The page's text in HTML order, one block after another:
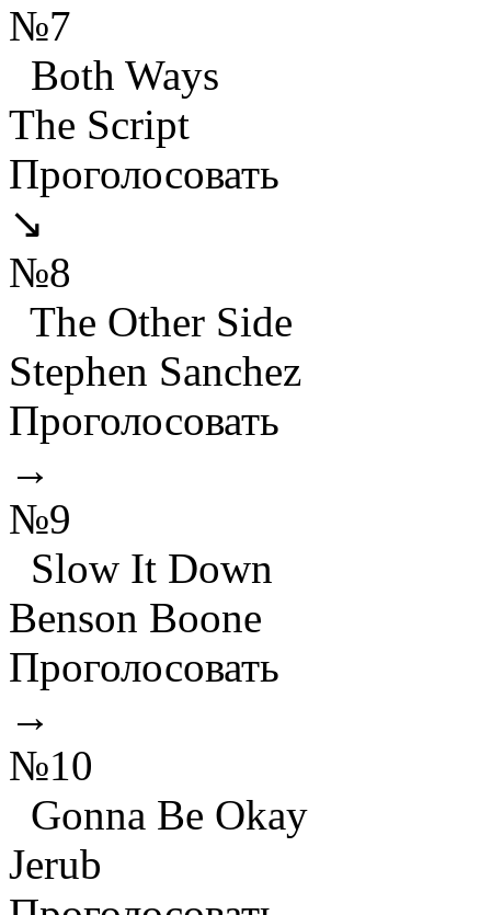
№7
Both Ways
The Script
Проголосовать
↘
№8
The Other Side
Stephen Sanchez
Проголосовать
→
№9
Slow It Down
Benson Boone
Проголосовать
→
№10
Gonna Be Okay
Jerub